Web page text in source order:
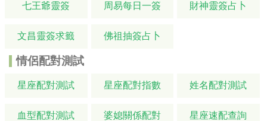
七王爺靈簽 周易每日一簽 財神靈簽占卜
文昌靈簽求籤 佛祖抽簽占卜
情侶配對測試
星座配對測試 星座配對指數 姓名配對測試
血型配對測試 婆媳關係配對 星座速配查詢